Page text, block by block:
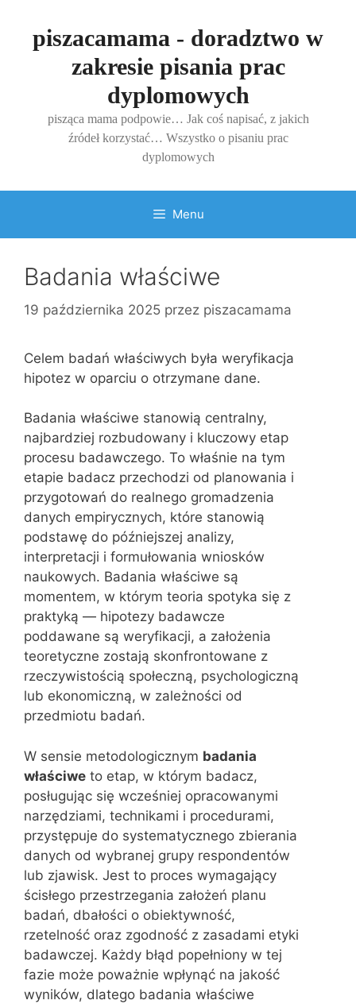
treścipiszacamama - doradztwo w
zakresie pisania prac
dyplomowych
pisząca mama podpowie… Jak coś napisać, z jakich
źródeł korzystać… Wszystko o pisaniu prac
dyplomowych
Menu
Badania właściwe
19 października 2025 przez piszacamama
Celem badań właściwych była weryfikacja
hipotez w oparciu o otrzymane dane.
Badania właściwe stanowią centralny,
najbardziej rozbudowany i kluczowy etap
procesu badawczego. To właśnie na tym
etapie badacz przechodzi od planowania i
przygotowań do realnego gromadzenia
danych empirycznych, które stanowią
podstawę do późniejszej analizy,
interpretacji i formułowania wniosków
naukowych. Badania właściwe są
momentem, w którym teoria spotyka się z
praktyką — hipotezy badawcze
poddawane są weryfikacji, a założenia
teoretyczne zostają skonfrontowane z
rzeczywistością społeczną, psychologiczną
lub ekonomiczną, w zależności od
przedmiotu badań.
W sensie metodologicznym badania
właściwe to etap, w którym badacz,
posługując się wcześniej opracowanymi
narzędziami, technikami i procedurami,
przystępuje do systematycznego zbierania
danych od wybranej grupy respondentów
lub zjawisk. Jest to proces wymagający
ścisłego przestrzegania założeń planu
badań, dbałości o obiektywność,
rzetelność oraz zgodność z zasadami etyki
badawczej. Każdy błąd popełniony w tej
fazie może poważnie wpłynąć na jakość
wyników, dlatego badania właściwe